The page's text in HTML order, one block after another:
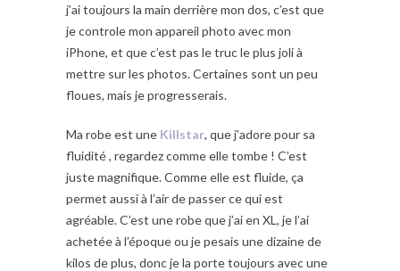
j’ai toujours la main derrière mon dos, c’est que
je controle mon appareil photo avec mon
iPhone, et que c’est pas le truc le plus joli à
mettre sur les photos. Certaines sont un peu
floues, mais je progresserais.
Ma robe est une Killstar, que j’adore pour sa
fluidité , regardez comme elle tombe ! C’est
juste magnifique. Comme elle est fluide, ça
permet aussi à l’air de passer ce qui est
agréable. C’est une robe que j’ai en XL, je l’ai
achetée à l’époque ou je pesais une dizaine de
kilos de plus, donc je la porte toujours avec une